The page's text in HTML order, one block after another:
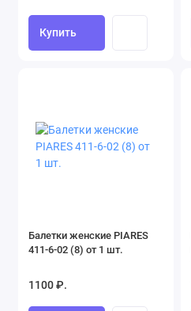
Купить
Балетки женские PIARES
411-6-02 (8) от 1 шт.
1100 ₽.